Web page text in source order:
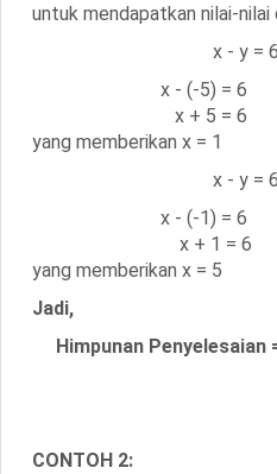
untuk mendapatkan nilai-nilai
x - y = 6
x - (-5) = 6
x + 5 = 6
yang memberikan x = 1
x - y = 6
x - (-1) = 6
x + 1 = 6
yang memberikan x = 5
Jadi,
Himpunan Penyelesaian
CONTOH 2: